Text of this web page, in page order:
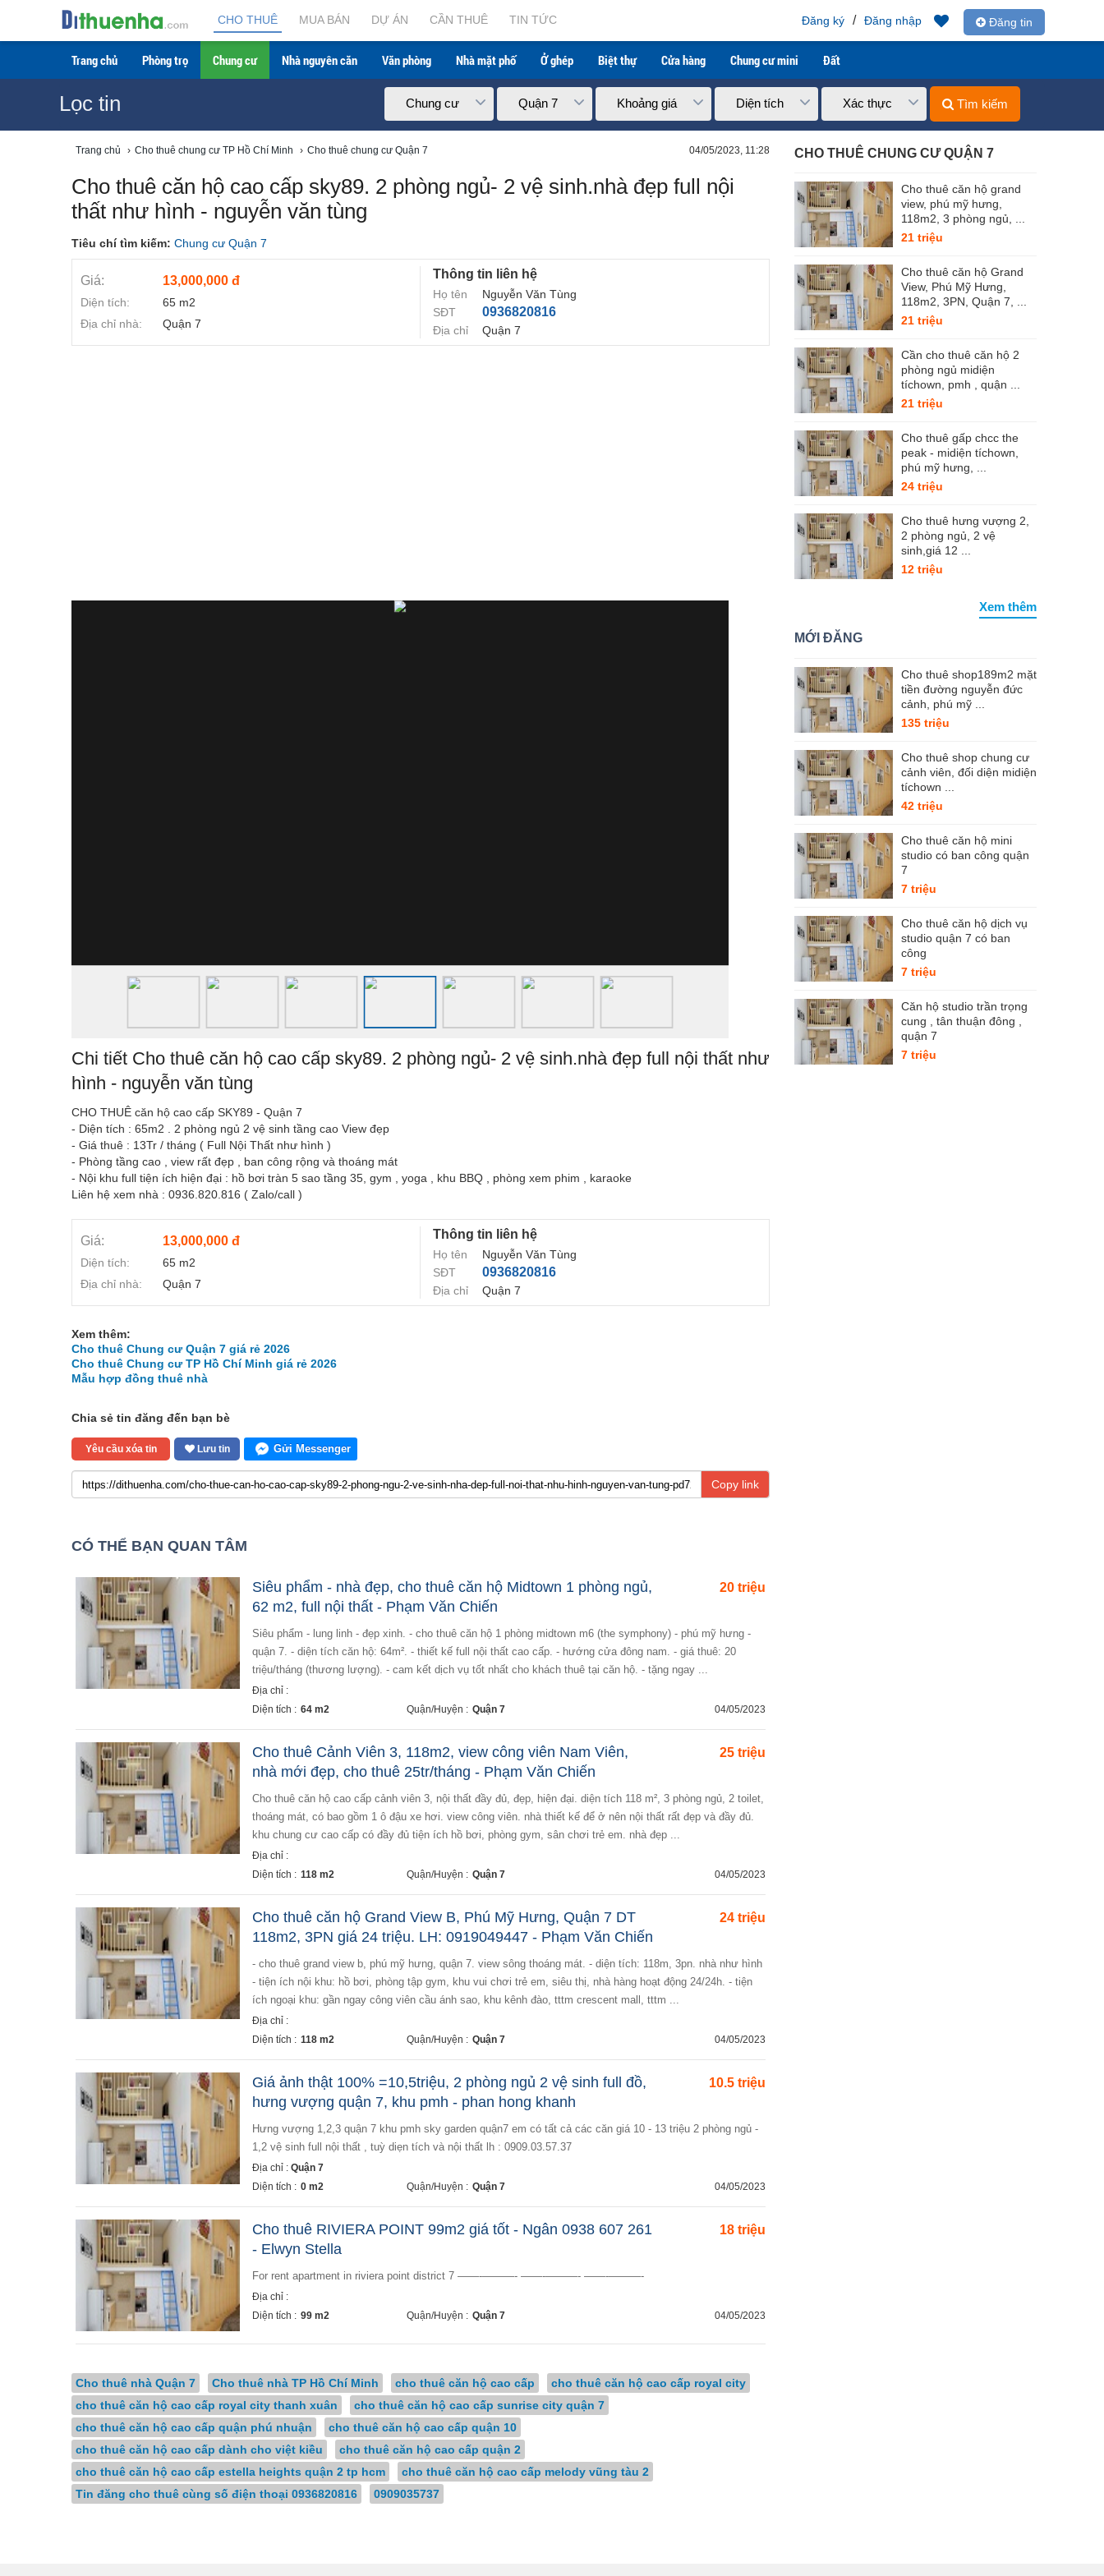
CHO THUÊ MUA BÁN DỰ ÁN CẦN THUÊ TIN TỨC Đăng tin
Đăng nhập
/
Đăng ký
Trang chủ Phòng trọ Chung cư Nhà nguyên căn Văn phòng Nhà mặt phố Ở ghép Biệt thự Cửa hàng Chung cư mini Đất
Lọc tin Chung cư Quận 7 Khoảng giá Diện tích Xác thực Tìm kiếm
Trang chủ › Cho thuê chung cư TP Hồ Chí Minh › Cho thuê chung cư Quận 7 04/05/2023, 11:28
Cho thuê căn hộ cao cấp sky89. 2 phòng ngủ- 2 vệ sinh.nhà đẹp full nội
thất như hình - nguyễn văn tùng
Tiêu chí tìm kiếm: Chung cư Quận 7
Giá: 13,000,000 đ
Diện tích:
65 m2
Địa chỉ nhà:
Quận 7
Thông tin liên hệ
Họ tên
Nguyễn Văn Tùng
SĐT
0936820816
Địa chỉ Quận 7
Chi tiết Cho thuê căn hộ cao cấp sky89. 2 phòng ngủ- 2 vệ sinh.nhà đẹp full nội thất như
hình - nguyễn văn tùng
CHO THUÊ căn hộ cao cấp SKY89 - Quận 7
- Diện tích : 65m2 . 2 phòng ngủ 2 vệ sinh tầng cao View đẹp
- Giá thuê : 13Tr / tháng ( Full Nội Thất như hình )
- Phòng tầng cao , view rất đẹp , ban công rộng và thoáng mát
- Nội khu full tiện ích hiện đại : hồ bơi tràn 5 sao tầng 35, gym , yoga , khu BBQ , phòng xem phim , karaoke
Liên hệ xem nhà : 0936.820.816 ( Zalo/call )
Giá: 13,000,000 đ
Diện tích:
65 m2
Địa chỉ nhà:
Quận 7
Thông tin liên hệ
Họ tên
Nguyễn Văn Tùng
SĐT
0936820816
Địa chỉ Quận 7
Xem thêm:
Cho thuê Chung cư Quận 7 giá rẻ 2026
Cho thuê Chung cư TP Hồ Chí Minh giá rẻ 2026
Mẫu hợp đồng thuê nhà
Chia sẻ tin đăng đến bạn bè
Yêu cầu xóa tin Lưu tin Gửi Messenger
Copy link
CÓ THỂ BẠN QUAN TÂM
20 triệu
Siêu phẩm - nhà đẹp, cho thuê căn hộ Midtown 1 phòng ngủ,
62 m2, full nội thất - Phạm Văn Chiến
siêu phẩm - lung linh - đẹp xinh. - cho thuê căn hộ 1 phòng midtown m6 (the symphony) - phú mỹ hưng -
quận 7. - diện tích căn hộ: 64m². - thiết kế full nội thất cao cấp. - hướng cửa đông nam. - giá thuê: 20
triệu/tháng (thương lượng). - cam kết dịch vụ tốt nhất cho khách thuê tại căn hộ. - tặng ngay ...
Địa chỉ :
Diện tích : 64 m2 Quận/Huyện : Quận 7 04/05/2023
25 triệu
Cho thuê Cảnh Viên 3, 118m2, view công viên Nam Viên,
nhà mới đẹp, cho thuê 25tr/tháng - Phạm Văn Chiến
cho thuê căn hộ cao cấp cảnh viên 3, nội thất đầy đủ, đẹp, hiện đại. diện tích 118 m², 3 phòng ngủ, 2 toilet,
thoáng mát, có bao gồm 1 ô đậu xe hơi. view công viên. nhà thiết kế để ở nên nội thất rất đẹp và đầy đủ.
khu chung cư cao cấp có đầy đủ tiện ích hồ bơi, phòng gym, sân chơi trẻ em. nhà đẹp ...
Địa chỉ :
Diện tích : 118 m2 Quận/Huyện : Quận 7 04/05/2023
24 triệu
Cho thuê căn hộ Grand View B, Phú Mỹ Hưng, Quận 7 DT
118m2, 3PN giá 24 triệu. LH: 0919049447 - Phạm Văn Chiến
- cho thuê grand view b, phú mỹ hưng, quận 7. view sông thoáng mát. - diện tích: 118m, 3pn. nhà như hình
- tiện ích nội khu: hồ bơi, phòng tập gym, khu vui chơi trẻ em, siêu thị, nhà hàng hoạt động 24/24h. - tiện
ích ngoại khu: gần ngay công viên cầu ánh sao, khu kênh đào, tttm crescent mall, tttm ...
Địa chỉ :
Diện tích : 118 m2 Quận/Huyện : Quận 7 04/05/2023
10.5 triệu
Giá ảnh thật 100% =10,5triệu, 2 phòng ngủ 2 vệ sinh full đồ,
hưng vượng quận 7, khu pmh - phan hong khanh
hưng vượng 1,2,3 quận 7 khu pmh sky garden quận7 em có tất cả các căn giá 10 - 13 triệu 2 phòng ngủ -
1,2 vệ sinh full nội thất , tuỳ diẹn tích và nội thất lh : 0909.03.57.37
Địa chỉ : Quận 7
Diện tích : 0 m2 Quận/Huyện : Quận 7 04/05/2023
18 triệu
Cho thuê RIVIERA POINT 99m2 giá tốt - Ngân 0938 607 261
- Elwyn Stella
for rent apartment in riviera point district 7 ——-———- ——-———- ——-———-
Địa chỉ :
Diện tích : 99 m2 Quận/Huyện : Quận 7 04/05/2023
Cho thuê nhà Quận 7 Cho thuê nhà TP Hồ Chí Minh cho thuê căn hộ cao cấp
cho thuê căn hộ cao cấp royal city
cho thuê căn hộ cao cấp royal city thanh xuân
cho thuê căn hộ cao cấp sunrise city quận 7
cho thuê căn hộ cao cấp quận phú nhuận
cho thuê căn hộ cao cấp quận 10
cho thuê căn hộ cao cấp dành cho việt kiều
cho thuê căn hộ cao cấp quận 2
cho thuê căn hộ cao cấp estella heights quận 2 tp hcm
cho thuê căn hộ cao cấp melody vũng tàu 2
Tin đăng cho thuê cùng số điện thoại 0936820816
0909035737
CHO THUÊ CHUNG CƯ QUẬN 7
Cho thuê căn hộ grand
view, phú mỹ hưng,
118m2, 3 phòng ngủ, ...
21 triệu
Cho thuê căn hộ Grand
View, Phú Mỹ Hưng,
118m2, 3PN, Quận 7, ...
21 triệu
Cần cho thuê căn hộ 2
phòng ngủ midiện
tíchown, pmh , quận ...
21 triệu
Cho thuê gấp chcc the
peak - midiện tíchown,
phú mỹ hưng, ...
24 triệu
Cho thuê hưng vượng 2,
2 phòng ngủ, 2 vệ
sinh,giá 12 ...
12 triệu
Xem thêm
MỚI ĐĂNG
Cho thuê shop189m2 mặt
tiền đường nguyễn đức
cảnh, phú mỹ ...
135 triệu
Cho thuê shop chung cư
cảnh viên, đối diện midiện
tíchown ...
42 triệu
Cho thuê căn hộ mini
studio có ban công quận
7
7 triệu
Cho thuê căn hộ dịch vụ
studio quận 7 có ban
công
7 triệu
Căn hộ studio trần trọng
cung , tân thuận đông ,
quận 7
7 triệu